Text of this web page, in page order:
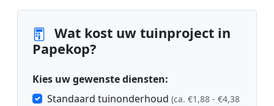
Wat kost uw tuinproject in
Papekop?
Kies uw gewenste diensten:
Standaard tuinonderhoud (ca. €1,88 - €4,38